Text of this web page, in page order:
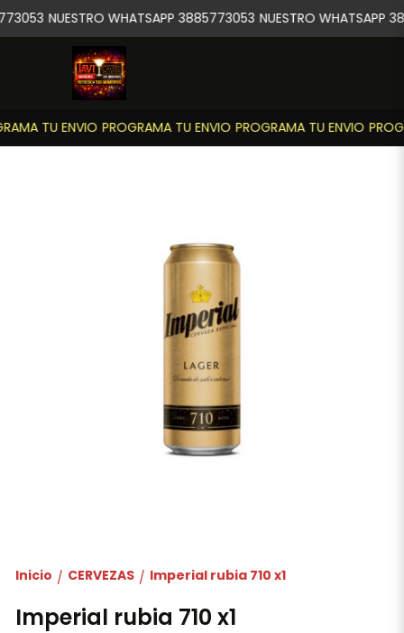
TU ENVIO PROGRAMA TU ENVIO PROGRAMA TU ENVIO
NUESTRO WHATSAPP 3885773053 NUESTRO WHATSAPP
Inicio / CERVEZAS / Imperial rubia 710 x1
Imperial rubia 710 x1